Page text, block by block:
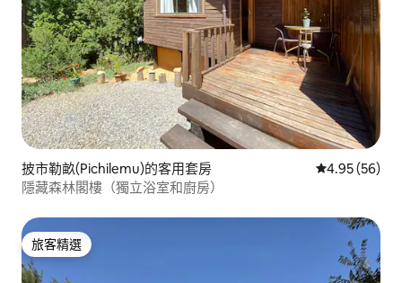
披市勒畝(Pichilemu)的客用套房 從 56 則評價
4.95 (56)
隱藏森林閣樓（獨立浴室和廚房）
旅客精選
旅客精選